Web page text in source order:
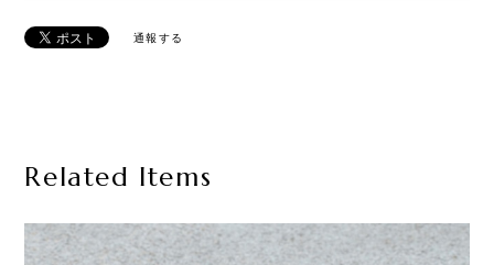
通報する
Related Items